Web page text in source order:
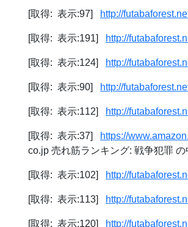
[取得: 表示:97] http://
[取得: 表示:191] http://
[取得: 表示:124] http://
[取得: 表示:90] http://
[取得: 表示:112] http://
[取得: 表示:37] https://
co.jp 売れ筋ランキング: 戦争犯罪
[取得: 表示:102] http://
[取得: 表示:113] http://
[取得: 表示:120] http://